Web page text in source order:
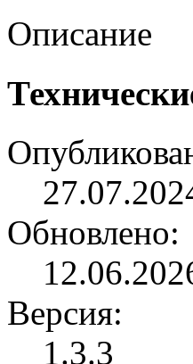
Описание
Обновлено:
Версия:
1.3.3